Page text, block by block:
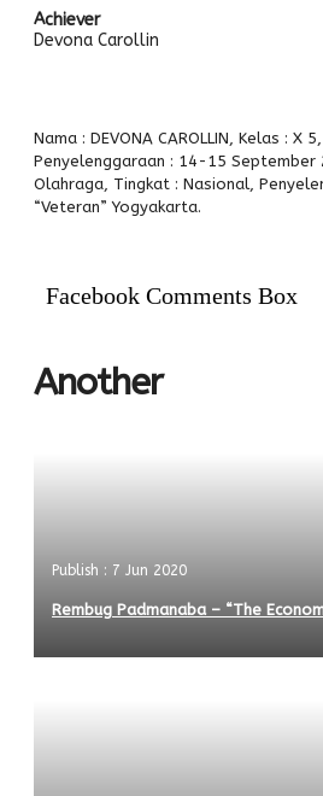
PPDB
Achiever
Devona Carollin
Nama : DEVONA CAROLLIN, Kelas : X
Penyelenggaraan : 14-15 September
Olahraga, Tingkat : Nasional,
“Veteran” Yogyakarta.
Facebook Comments Box
Another
Publish : 7 Jun 2020
Rembug Padmanaba – “The